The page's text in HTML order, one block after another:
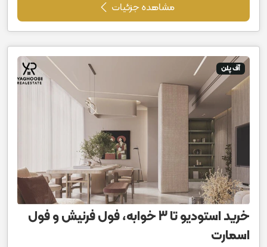
مشاهده جزئیات
آف پلن
خرید استودیو تا 3 خوابه، فول فرنیش و فول
اسمارت